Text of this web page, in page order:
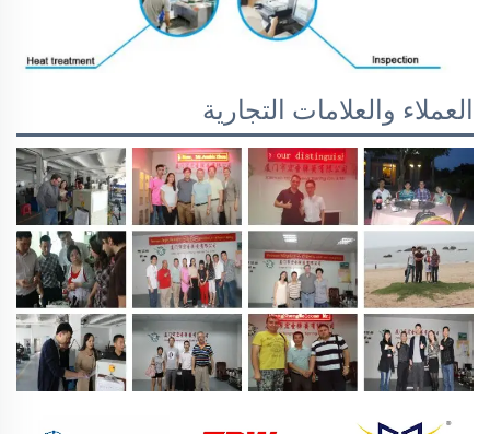
العملاء والعلامات التجارية